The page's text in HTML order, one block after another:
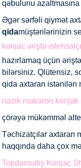
qəbulunu
Əgər sərfəli qiymət
qidamüştərilərinizin
konjac əriştə
hazırlamaq üçün
bilərsiniz. Qlütensiz,
qida axtaran istənilən
nazik makaron konjak
çörəyə mükəmməl
Təchizatçılar axtaran
haqqında daha çox
Topdansatış Konjac